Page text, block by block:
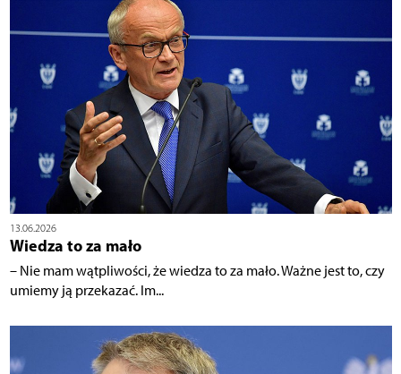
13.06.2026
Wiedza to za mało
– Nie mam wątpliwości, że wiedza to za mało. Ważne jest to, czy
umiemy ją przekazać. Im...